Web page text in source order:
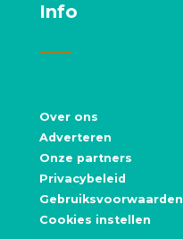
Info
Over ons
Adverteren
Onze partners
Privacybeleid
Gebruiksvoorwaarden
Cookies instellen